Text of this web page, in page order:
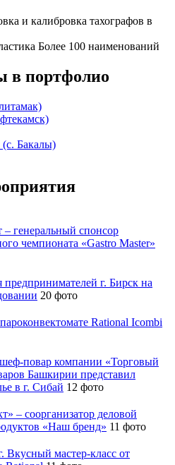
и калибровка тахографов в
Более 100 наименований
в портфолио
Бакалы)
– генеральный спонсор
чемпионата «Gastro Master»
предпринимателей г. Бирск на
20 фото
Rational Icombi
повар компании «Торговый
Башкирии представил
в г. Сибай 12 фото
– соорганизатор деловой
«Наш бренд» 11 фото
Вкусный мастер-класс от